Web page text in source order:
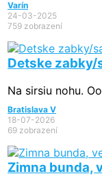
Varín
24-03-2025
759 zobrazení
Detske
Na sirsiu nohu.
Bratislava V
18-07-2026
69 zobrazení
Zimna bunda,